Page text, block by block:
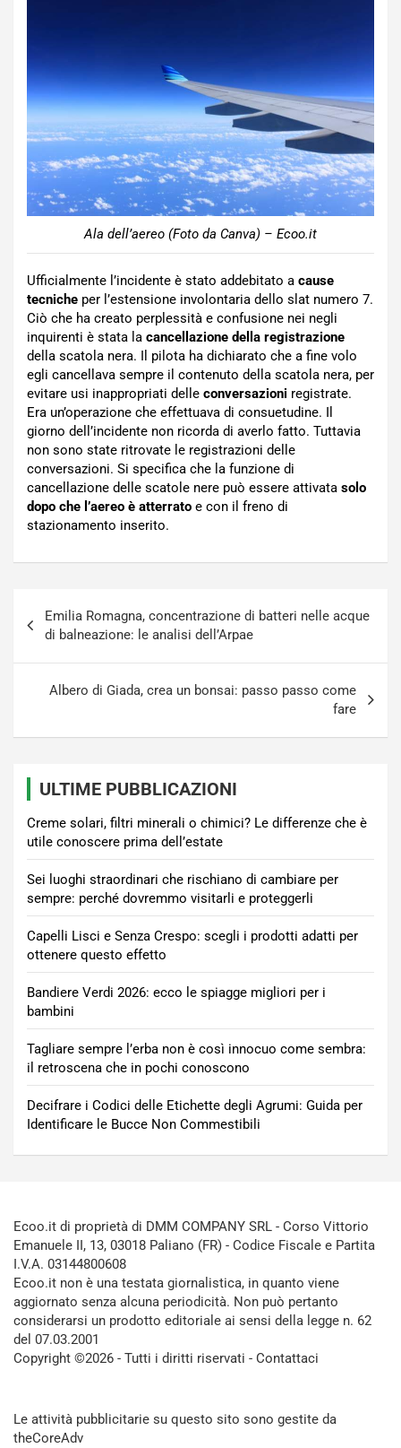
Ala dell’aereo (Foto da Canva) – Ecoo.it
Ufficialmente l’incidente è stato addebitato a cause
tecniche per l’estensione involontaria dello slat numero 7.
Ciò che ha creato perplessità e confusione nei negli
inquirenti è stata la cancellazione della registrazione
della scatola nera. Il pilota ha dichiarato che a fine volo
egli cancellava sempre il contenuto della scatola nera, per
evitare usi inappropriati delle conversazioni registrate.
Era un’operazione che effettuava di consuetudine. Il
giorno dell’incidente non ricorda di averlo fatto. Tuttavia
non sono state ritrovate le registrazioni delle
conversazioni. Si specifica che la funzione di
cancellazione delle scatole nere può essere attivata solo
dopo che l’aereo è atterrato e con il freno di
stazionamento inserito.
articoli
Emilia Romagna, concentrazione di batteri nelle acque
di balneazione: le analisi dell’Arpae
Albero di Giada, crea un bonsai: passo passo come
fare
ULTIME PUBBLICAZIONI
Creme solari, filtri minerali o chimici? Le differenze che è
utile conoscere prima dell’estate
Sei luoghi straordinari che rischiano di cambiare per
sempre: perché dovremmo visitarli e proteggerli
Capelli Lisci e Senza Crespo: scegli i prodotti adatti per
ottenere questo effetto
Bandiere Verdi 2026: ecco le spiagge migliori per i
bambini
Tagliare sempre l’erba non è così innocuo come sembra:
il retroscena che in pochi conoscono
Decifrare i Codici delle Etichette degli Agrumi: Guida per
Identificare le Bucce Non Commestibili
Ecoo.it di proprietà di DMM COMPANY SRL - Corso Vittorio
Emanuele II, 13, 03018 Paliano (FR) - Codice Fiscale e Partita
I.V.A. 03144800608
Ecoo.it non è una testata giornalistica, in quanto viene
aggiornato senza alcuna periodicità. Non può pertanto
considerarsi un prodotto editoriale ai sensi della legge n. 62
del 07.03.2001
Copyright ©2026 - Tutti i diritti riservati - Contattaci
Le attività pubblicitarie su questo sito sono gestite da
theCoreAdv